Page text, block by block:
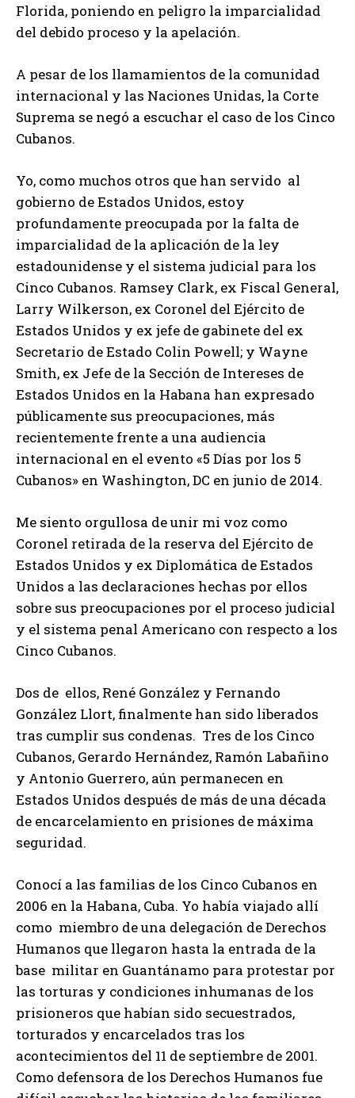
Florida, poniendo en peligro la imparcialidad
del debido proceso y la apelación.
A pesar de los llamamientos de la comunidad
internacional y las Naciones Unidas, la Corte
Suprema se negó a escuchar el caso de los Cinco
Cubanos.
Yo, como muchos otros que han servido al
gobierno de Estados Unidos, estoy
profundamente preocupada por la falta de
imparcialidad de la aplicación de la ley
estadounidense y el sistema judicial para los
Cinco Cubanos. Ramsey Clark, ex Fiscal General,
Larry Wilkerson, ex Coronel del Ejército de
Estados Unidos y ex jefe de gabinete del ex
Secretario de Estado Colin Powell; y Wayne
Smith, ex Jefe de la Sección de Intereses de
Estados Unidos en la Habana han expresado
públicamente sus preocupaciones, más
recientemente frente a una audiencia
internacional en el evento «5 Días por los 5
Cubanos» en Washington, DC en junio de 2014.
Me siento orgullosa de unir mi voz como
Coronel retirada de la reserva del Ejército de
Estados Unidos y ex Diplomática de Estados
Unidos a las declaraciones hechas por ellos
sobre sus preocupaciones por el proceso judicial
y el sistema penal Americano con respecto a los
Cinco Cubanos.
Dos de ellos, René González y Fernando
González Llort, finalmente han sido liberados
tras cumplir sus condenas. Tres de los Cinco
Cubanos, Gerardo Hernández, Ramón Labañino
y Antonio Guerrero, aún permanecen en
Estados Unidos después de más de una década
de encarcelamiento en prisiones de máxima
seguridad.
Conocí a las familias de los Cinco Cubanos en
2006 en la Habana, Cuba. Yo había viajado allí
como miembro de una delegación de Derechos
Humanos que llegaron hasta la entrada de la
base militar en Guantánamo para protestar por
las torturas y condiciones inhumanas de los
prisioneros que habían sido secuestrados,
torturados y encarcelados tras los
acontecimientos del 11 de septiembre de 2001.
Como defensora de los Derechos Humanos fue